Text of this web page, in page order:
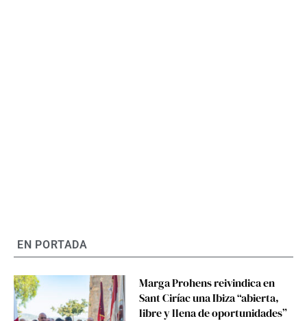
EN PORTADA
Marga Prohens reivindica en
Sant Ciríac una Ibiza “abierta,
libre y llena de oportunidades”